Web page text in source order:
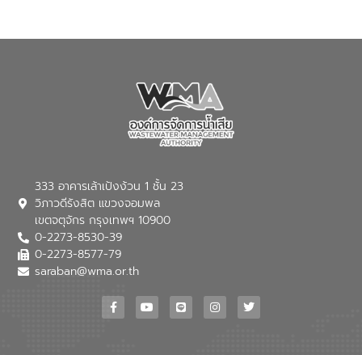
ณ เทศบาลตำบลบางเลน จังหวัดนครปฐม
333 อาคารเล้าเป้งง้วน 1 ชั้น 23
วิภาวดีรังสิต แขวงจอมพล
เขตจตุจักร กรุงเทพฯ 10900
0-2273-8530-39
0-2273-8577-79
saraban@wma.or.th